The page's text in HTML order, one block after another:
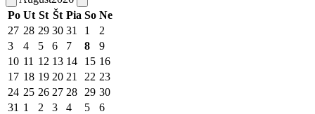
Po Ut St Št Pia So Ne
27 28 29 30 31 1
2
3
4 5 6 7 8
9
10 11 12 13 14 15 16
17 18 19 20 21 22 23
24 25 26 27 28 29 30
31 1 2 3 4 5 6